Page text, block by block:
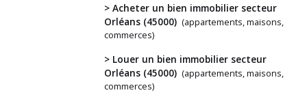
> Acheter un bien immobilier secteur
Orléans (45000) (appartements, maisons,
commerces)
> Louer un bien immobilier secteur
Orléans (45000) (appartements, maisons,
commerces)